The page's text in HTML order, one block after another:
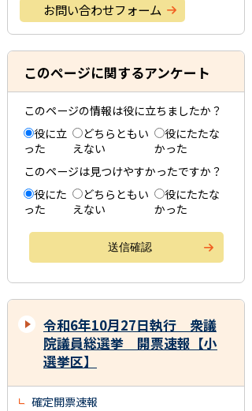
お問い合わせフォーム
このページに関するアンケート
このページの情報は役に立ちましたか？
役に立
った
どちらともい
えない
役にたたな
かった
このページは見つけやすかったですか？
役にた
った
どちらともい
えない
役にたたな
かった
令和6年10月27日執行 衆議
院議員総選挙 開票速報【小
選挙区】
確定開票速報